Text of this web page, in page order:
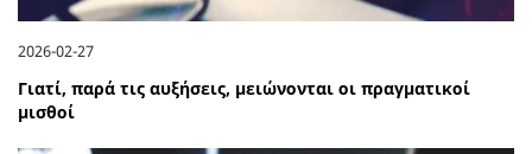
2026-02-27
Γιατί, παρά τις αυξήσεις, μειώνονται οι πραγματικοί
μισθοί